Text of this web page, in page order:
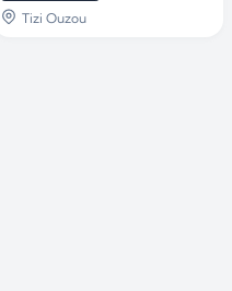
Tizi Ouzou